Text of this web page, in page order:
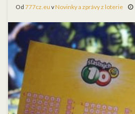
Od 777cz.eu vNovinky a zprávy z loterie